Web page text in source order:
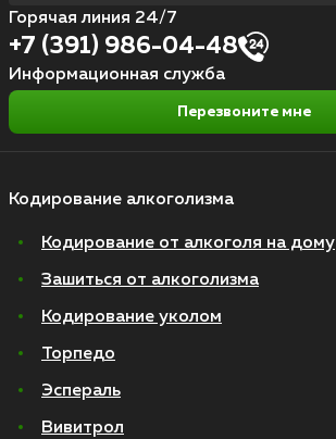
Кодирование алкоголизма
Кодирование от алкоголя на дому
Зашиться от алкоголизма
Кодирование уколом
Торпедо
Эспераль
Вивитрол
Горячая линия 24/7
+7 (391) 986-04-48
Информационная служба
Перезвоните мне